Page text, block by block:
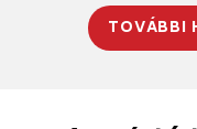
TOVÁBBI